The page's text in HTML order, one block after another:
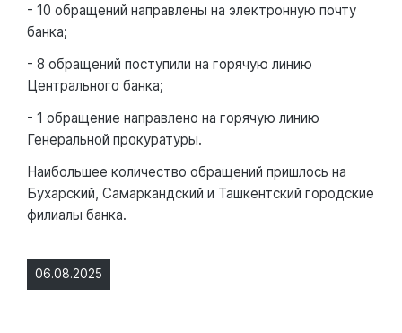
06.08.2025
- 10 обращений направлены на электронную почту
банка;
- 8 обращений поступили на горячую линию
Центрального банка;
- 1 обращение направлено на горячую линию
Генеральной прокуратуры.
Наибольшее количество обращений пришлось на
Бухарский, Самаркандский и Ташкентский городские
филиалы банка.